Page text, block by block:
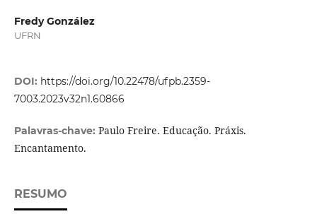
Fredy González
UFRN
DOI: https://doi.org/10.22478/ufpb.2359-
7003.2023v32n1.60866
Palavras-chave: Paulo Freire. Educação. Práxis.
Encantamento.
RESUMO